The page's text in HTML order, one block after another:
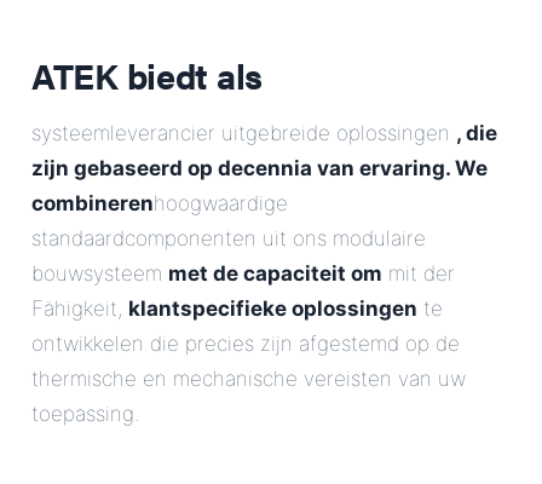
ATEK biedt als
systeemleverancier uitgebreide oplossingen , die
zijn gebaseerd op decennia van ervaring. We
combinerenhoogwaardige
standaardcomponenten uit ons modulaire
bouwsysteem met de capaciteit om mit der
Fähigkeit, klantspecifieke oplossingen te
ontwikkelen die precies zijn afgestemd op de
thermische en mechanische vereisten van uw
toepassing.